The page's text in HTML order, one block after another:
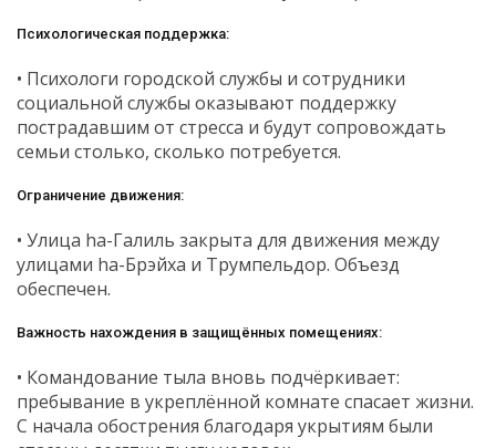
Психологическая поддержка:
• Психологи городской службы и сотрудники
социальной службы оказывают поддержку
пострадавшим от стресса и будут сопровождать
семьи столько, сколько потребуется.
Ограничение движения:
• Улица hа-Галиль закрыта для движения между
улицами hа-Брэйха и Трумпельдор. Объезд
обеспечен.
Важность нахождения в защищённых помещениях:
• Командование тыла вновь подчёркивает:
пребывание в укреплённой комнате спасает жизни.
С начала обострения благодаря укрытиям были